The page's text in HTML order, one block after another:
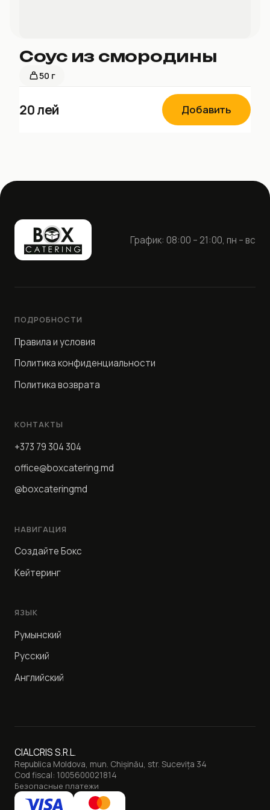
Соус из смородины
50 г
20лей Добавить
График: 08:00 – 21:00, пн – вс
ПОДРОБНОСТИ
Правила и условия
Политика конфиденциальности
Политика возврата
КОНТАКТЫ
+373 79 304 304
office@boxcatering.md
@boxcateringmd
НАВИГАЦИЯ
Создайте Бокс
Кейтеринг
ЯЗЫК
Румынский
Русский
Английский
CIALCRIS S.R.L.
Republica Moldova, mun. Chișinău, str. Sucevița 34
Cod fiscal: 1005600021814
Безопасные платежи